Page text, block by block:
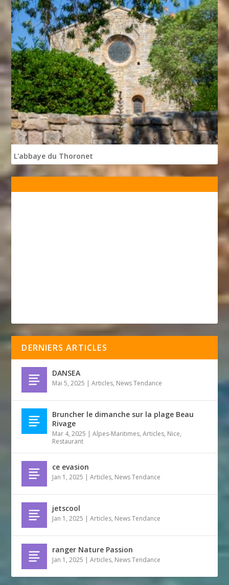
L'abbaye du Thoronet
DERNIERS ARTICLES
DANSEA
Mai 5, 2025 |Articles, News Tendance
Bruncher le dimanche sur la plage Beau
Rivage
Mar 4, 2025 |Alpes-Maritimes,Articles, Nice,
Restaurant
ce evasion
Jan 1, 2025 |Articles, News Tendance
jetscool
Jan 1, 2025 |Articles, News Tendance
ranger Nature Passion
Jan 1, 2025 |Articles, News Tendance